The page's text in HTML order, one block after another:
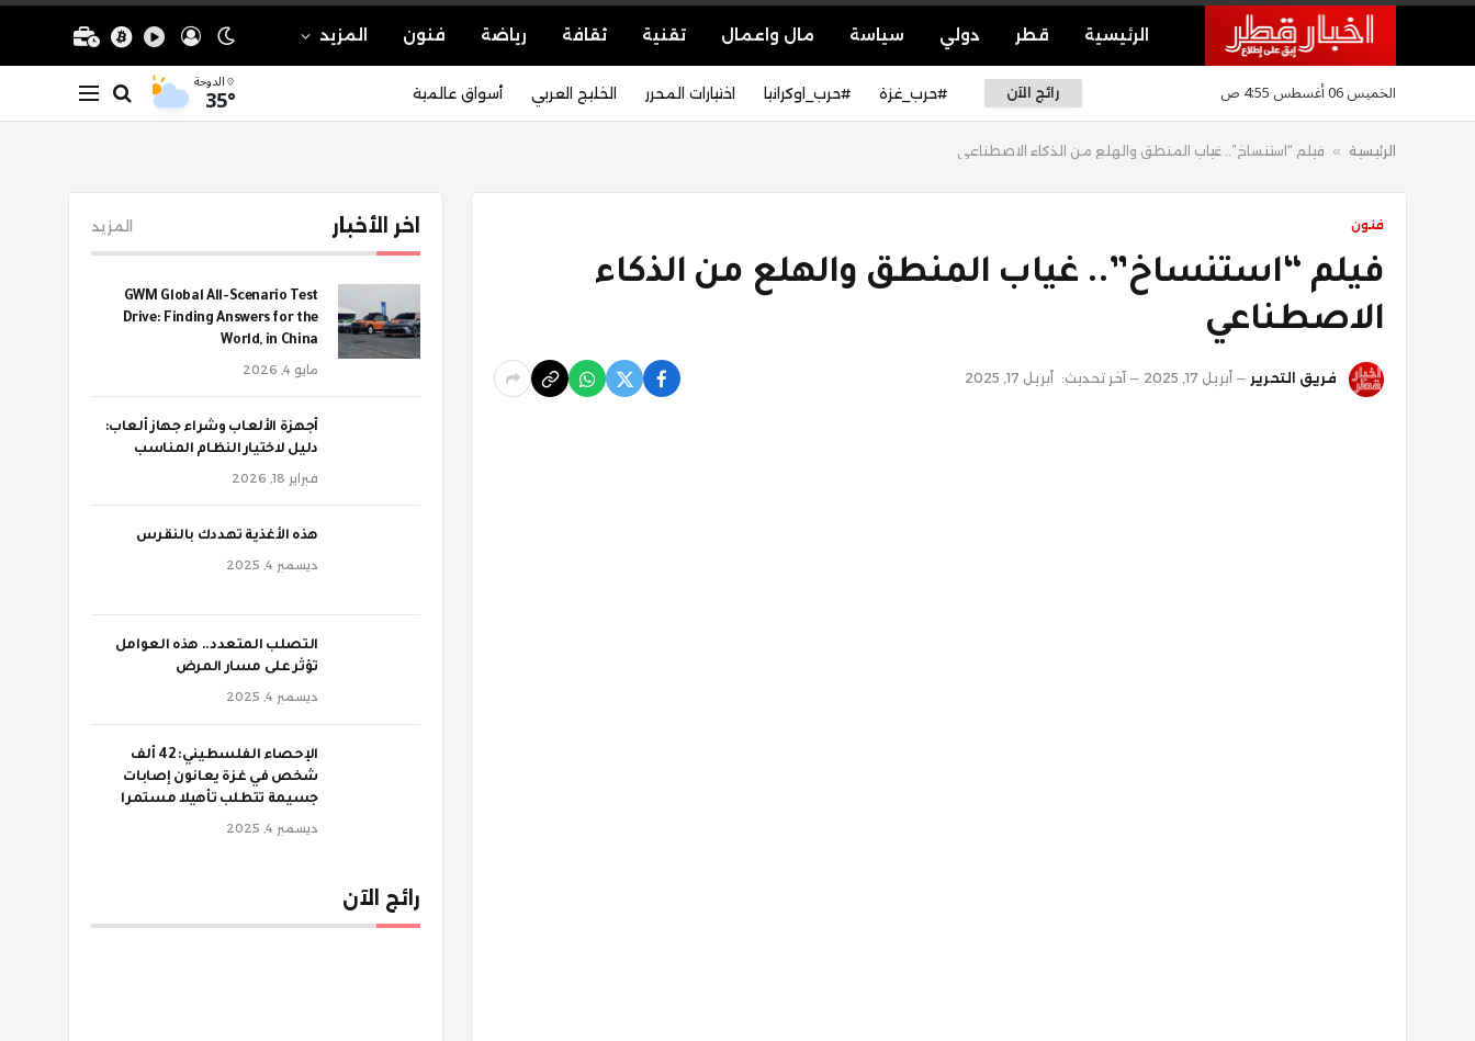
الرئيسية قطر دولي سياسة مال واعمال تقنية ثقافة رياضة فنون المزيد
الخميس 06 أغسطس 4:55 ص رائج الآن #حرب_غزة #حرب_اوكرانيا اختيارات المحرر الخليج العربي أسواق عالمية الدوحة
35°
الرئيسية » فيلم “استنساخ”.. غياب المنطق والهلع من الذكاء الاصطناعي
فنون
فيلم “استنساخ”.. غياب المنطق والهلع من الذكاء
الاصطناعي
فريق التحرير أبريل 17, 2025 آخر تحديث: أبريل 17, 2025
اخر الأخبار المزيد
GWM Global All-Scenario Test
Drive: Finding Answers for the
World, in China
مايو 4, 2026
أجهزة الألعاب وشراء جهاز ألعاب:
دليل لاختيار النظام المناسب
فبراير 18, 2026
‫هذه الأغذية تهددك بالنقرس
ديسمبر 4, 2025
‫التصلب المتعدد.. هذه العوامل
تؤثر على مسار المرض
ديسمبر 4, 2025
الإحصاء الفلسطيني: 42 ألف
شخص في غزة يعانون إصابات
جسيمة تتطلب تأهيلا مستمرا
ديسمبر 4, 2025
رائج الآن